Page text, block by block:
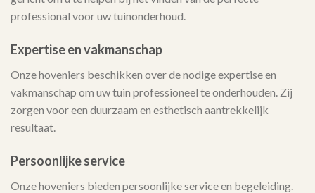
professional voor uw tuinonderhoud.
Expertise en vakmanschap
Onze hoveniers beschikken over de nodige expertise en
vakmanschap om uw tuin professioneel te onderhouden. Zij
zorgen voor een duurzaam en esthetisch aantrekkelijk
resultaat.
Persoonlijke service
Onze hoveniers bieden persoonlijke service en begeleiding.